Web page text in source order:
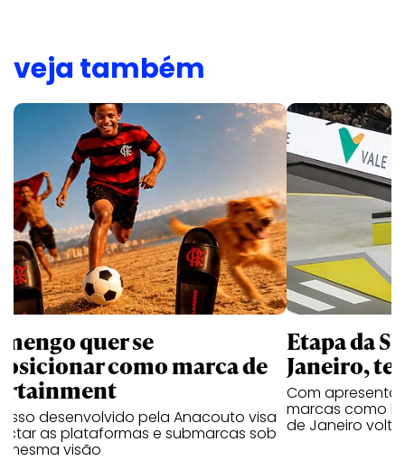
veja também
quer se
como marca de
desenvolvido pela Anacouto visa
as plataformas e submarcas sob
mesma visão
Etapa da
Janeiro,
Com
marcas como
de Janeiro